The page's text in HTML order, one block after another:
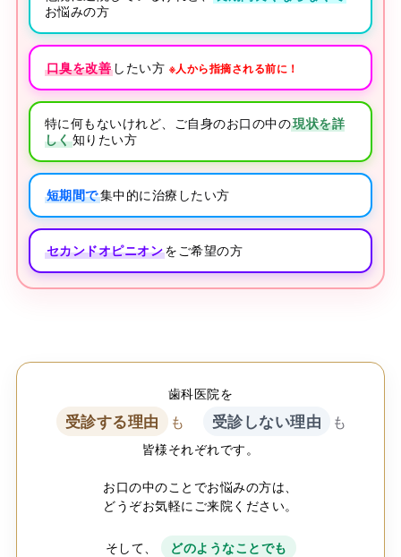
お悩みの方
口臭を改善 したい方 ※人から指摘される前に！
特に何もないけれど、ご自身のお口の中の現状を詳
しく知りたい方
短期間で集中的に治療したい方
セカンドオピニオンをご希望の方
歯科医院を
受診する理由 も 受診しない理由 も
皆様それぞれです。
お口の中のことでお悩みの方は、
どうぞお気軽にご来院ください。
そして、
どのようなことでも